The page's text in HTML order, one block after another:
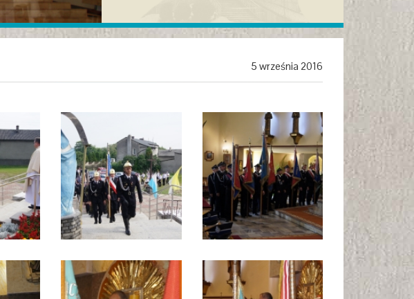
5 września 2016